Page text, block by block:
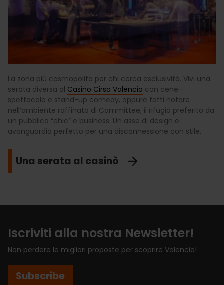
La zona più cosmopolita per chi cerca esclusività. Vivi una
serata diversa al Casino Cirsa Valencia con cene-
spettacolo e stand-up comedy, oppure fatti notare
nell’ambiente raffinato di Committee, il rifugio preferito da
un pubblico “chic” e business. Un asse di design e
avanguardia perfetto per una disconnessione con stile.
Una serata al casinò
Iscriviti alla nostra Newsletter!
Non perdere le migliori proposte per scoprire Valencia!
Subscribe